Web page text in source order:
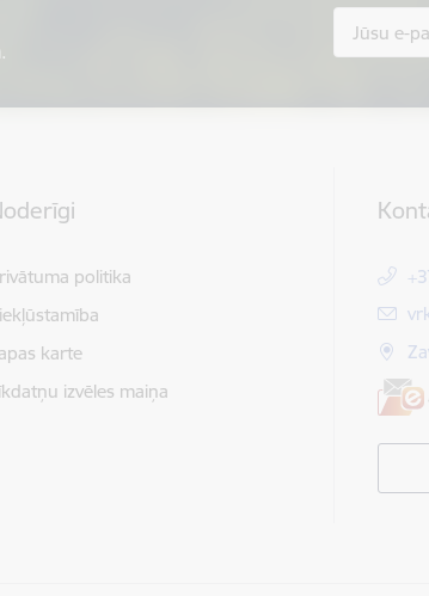
politika
karte
izvēles maiņa